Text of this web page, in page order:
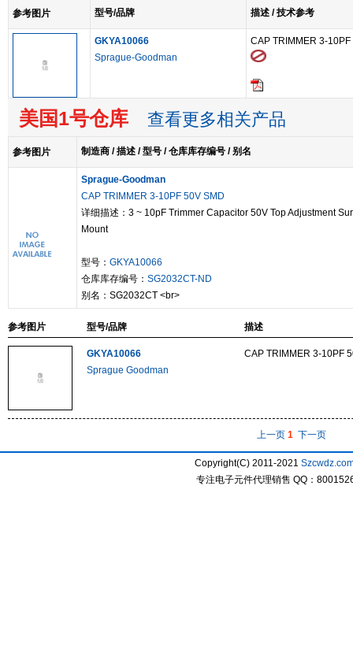
参考图片 型号/品牌 描述 / 技术参考
GKYA10066
Sprague-Goodman
CAP TRIMMER 3-
美国1号仓库 查看更多相关产品
参考图片 制造商 / 描述 / 型号 / 仓库库存编号 / 别名
Sprague-Goodman
CAP TRIMMER 3-10PF 50V SMD
详细描述：3 ~ 10pF Trimmer Capacitor 50V Top Adjustment
Mount
型号： GKYA10066
仓库库存编号： SG2032CT-ND
别名：SG2032CT <br>
参考图片 型号/品牌 描述
GKYA10066
Sprague Goodman
CAP TRIMMER 3-10PF
上一页 1 下一页
Copyright(C) 2011-2021
专注电子元件代理销售 QQ：